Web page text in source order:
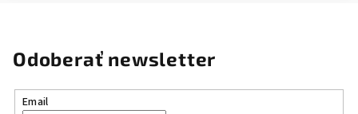
Odoberať newsletter
Email